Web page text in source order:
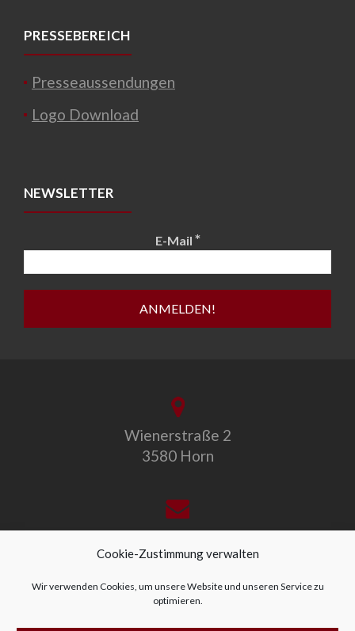
Cookie-Zustimmung verwalten
Wir verwenden Cookies, um unsere Website und unseren Service zu
optimieren.
PRESSEBEREICH
Presseaussendungen
Logo Download
NEWSLETTER
E-Mail *
Wienerstraße 2
3580 Horn
office@allegro-vivo.at